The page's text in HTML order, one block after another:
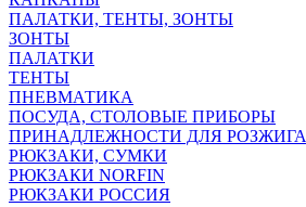
ПАЛАТКИ, ТЕНТЫ, ЗОНТЫ
ЗОНТЫ
ПАЛАТКИ
ТЕНТЫ
ПНЕВМАТИКА
ПОСУДА, СТОЛОВЫЕ ПРИБОРЫ
ПРИНАДЛЕЖНОСТИ ДЛЯ РОЗЖИГА
РЮКЗАКИ, СУМКИ
РЮКЗАКИ NORFIN
РЮКЗАКИ РОССИЯ